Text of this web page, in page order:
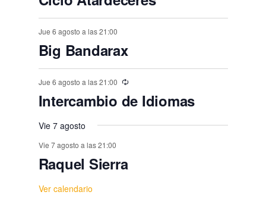
t
o
s
,
,
,
,
s
,
s
,
s
,
s
s
s
s
Jue 6 agosto a las 21:00
Big Bandarax
Jue 6 agosto a las 21:00
Intercambio de Idiomas
Vie 7 agosto
Vie 7 agosto a las 21:00
Raquel Sierra
Ver calendario